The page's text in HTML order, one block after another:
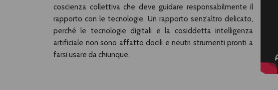
coscienza collettiva che deve guidare responsabilmente il
rapporto con le tecnologie. Un rapporto senz’altro delicato,
perché le tecnologie digitali e la cosiddetta intelligenza
artificiale non sono affatto docili e neutri strumenti pronti a
farsi usare da chiunque.